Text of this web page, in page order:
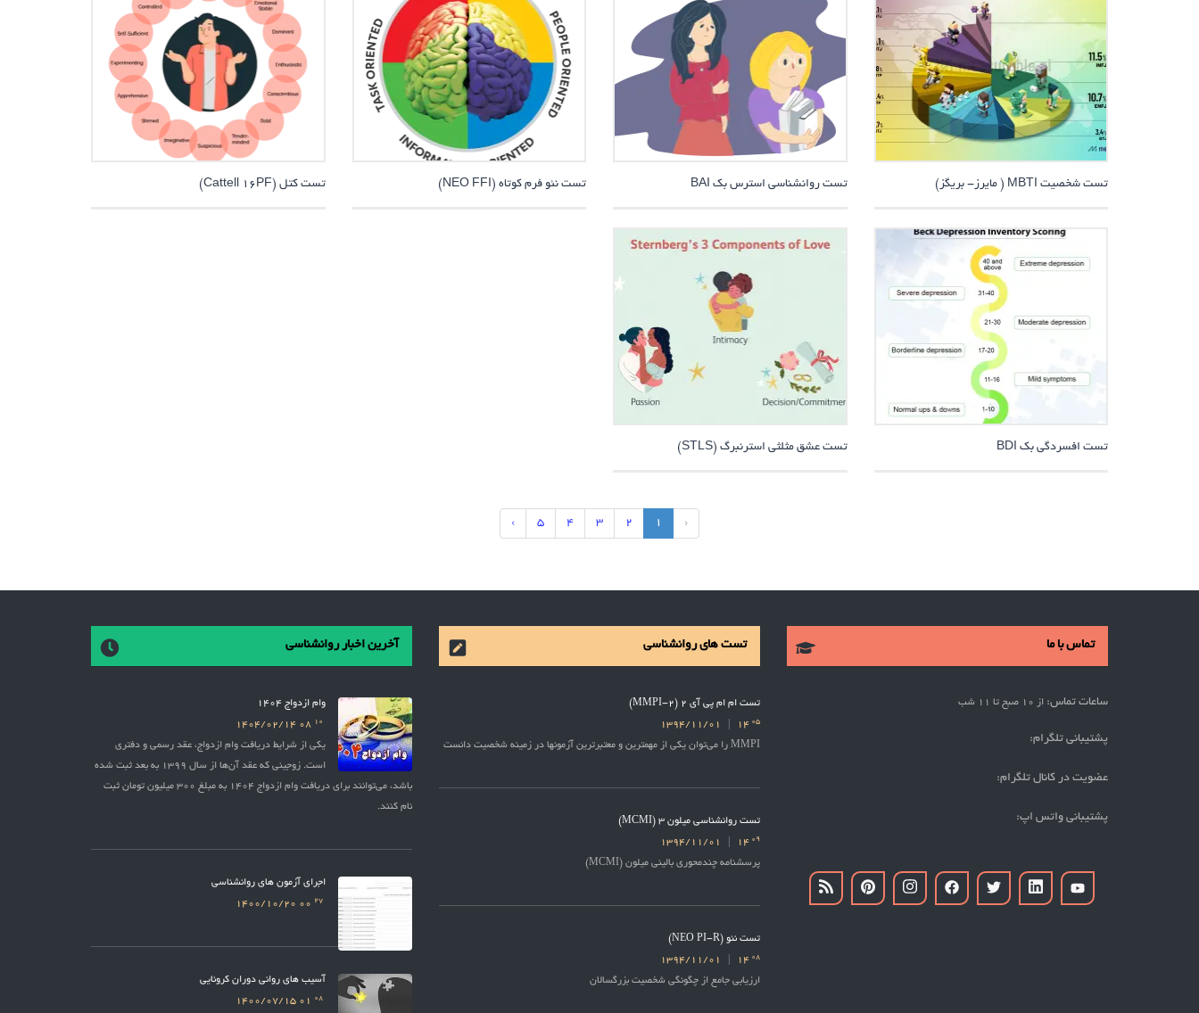
تست شخصیت MBTI ( مایرز- بریگز) تست روانشناسی استرس بک BAI تست نئو فرم کوتاه (NEO FFI) تست کتل (Cattell 16PF)
تست افسردگی بک BDI تست عشق مثلثی استرنبرگ (STLS)
‹
1
2
3
4
5
›
تماس با ما
ساعات تماس: از 10 صبح تا 11 شب
پشتیبانی تلگرام:
عضویت در کانال تلگرام:
پشتیبانی واتس اپ:
تست های روانشناسی
تست ام ام پی آی 2 (MMPI-2)
05
14
1394/11/01
MMPI را می‌توان یکی از مهمترین و معتبرترین آزمونها در زمینه شخصیت دانست
تست روانشناسی میلون 3 (MCMI)
09
14
1394/11/01
پرسشنامه چندمحوری بالینی میلون (MCMI)
تست نئو (NEO PI-R)
08
14
1394/11/01
ارزیابی جامع از چگونگی شخصیت بزرگسالان
آخرین اخبار روانشناسی
وام ازدواج 1404
10
1404/02/14
یکی از شرایط دریافت وام ازدواج، عقد رسمی و دفتری
است. زوجینی که عقد آن‌ها از سال 1399 به بعد ثبت شده
باشد، می‌توانند برای دریافت وام ازدواج 1404 به مبلغ 300 میلیون تومان ثبت
نام کنند.
اجرای آزمون های روانشناسی
27
1400/10/20
آسیب های روانی دوران کرونایی
08
1400/07/15